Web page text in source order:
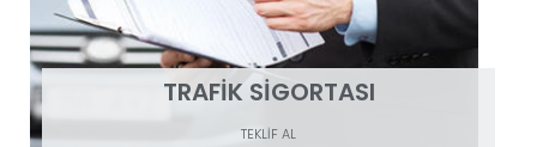
TRAFİK SİGORTASI
TEKLİF AL